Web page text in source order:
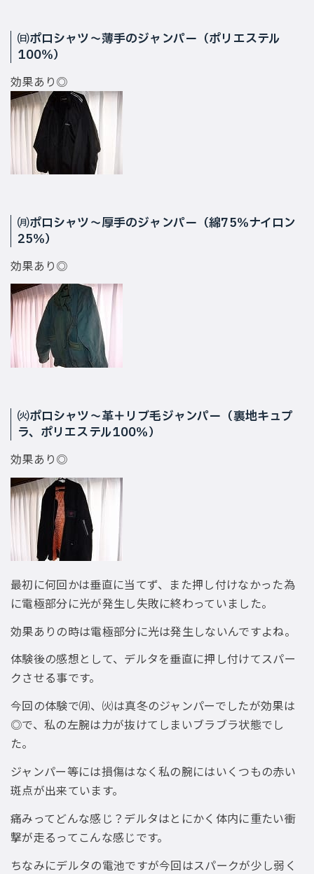
㈰ポロシャツ〜薄手のジャンパー（ポリエステル
100％）
効果あり◎
㈪ポロシャツ〜厚手のジャンパー（綿75％ナイロン
25％）
効果あり◎
㈫ポロシャツ〜革＋リブ毛ジャンパー（裏地キュプ
ラ、ポリエステル100％）
効果あり◎
最初に何回かは垂直に当てず、また押し付けなかった為
に電極部分に光が発生し失敗に終わっていました。
効果ありの時は電極部分に光は発生しないんですよね。
体験後の感想として、デルタを垂直に押し付けてスパー
クさせる事です。
今回の体験で㈪、㈫は真冬のジャンパーでしたが効果は
◎で、私の左腕は力が抜けてしまいブラブラ状態でし
た。
ジャンパー等には損傷はなく私の腕にはいくつもの赤い
斑点が出来ています。
痛みってどんな感じ？デルタはとにかく体内に重たい衝
撃が走るってこんな感じです。
ちなみにデルタの電池ですが今回はスパークが少し弱く